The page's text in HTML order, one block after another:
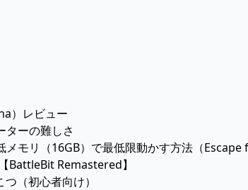
）レビュー
ーの難しさ
メモリ（16GB）で最低限動かす方法（
BattleBit Remastered】
（初心者向け）